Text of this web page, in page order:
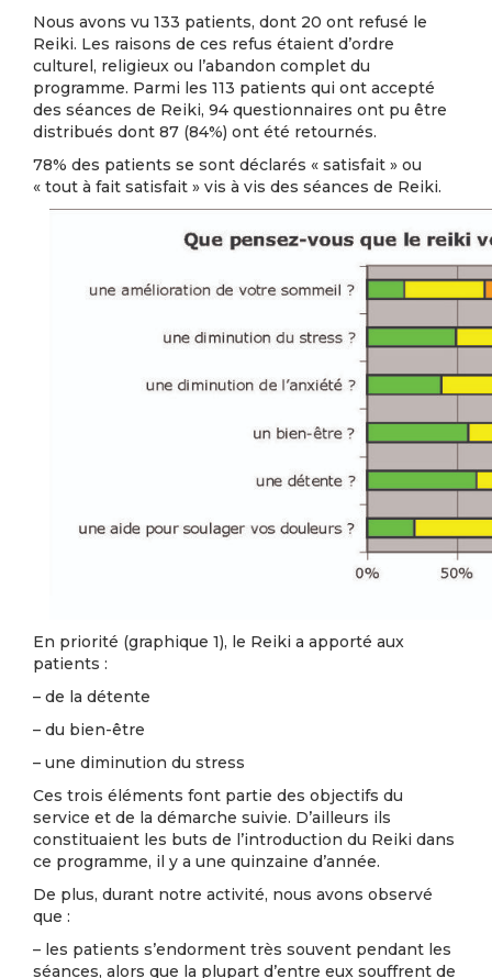
Nous avons vu 133 patients, dont 20 ont refusé le
Reiki. Les raisons de ces refus étaient d’ordre
culturel, religieux ou l’abandon complet du
programme. Parmi les 113 patients qui ont accepté
des séances de Reiki, 94 questionnaires ont pu être
distribués dont 87 (84%) ont été retournés.
78% des patients se sont déclarés « satisfait » ou
« tout à fait satisfait » vis à vis des séances de Reiki.
En priorité (graphique 1), le Reiki a apporté aux
patients :
– de la détente
– du bien-être
– une diminution du stress
Ces trois éléments font partie des objectifs du
service et de la démarche suivie. D’ailleurs ils
constituaient les buts de l’introduction du Reiki dans
ce programme, il y a une quinzaine d’année.
De plus, durant notre activité, nous avons observé
que :
– les patients s’endorment très souvent pendant les
séances, alors que la plupart d’entre eux souffrent de